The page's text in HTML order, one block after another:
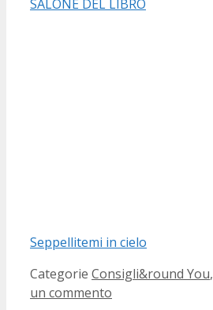
Seppellitemi in cielo
Categorie Consigli&round You,
un commento